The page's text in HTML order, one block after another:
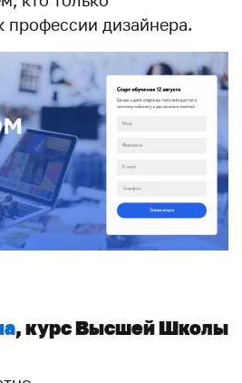
профессии дизайнера.
, курс Высшей Школы